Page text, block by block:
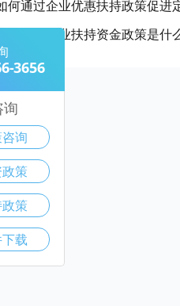
何通过企业优惠扶持政策促进
定安县的企业扶持资金政策是什
3656
询
询
策
策
载